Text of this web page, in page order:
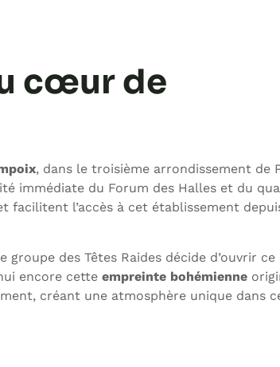
cœur de
, dans le troisième arrondissement de
immédiate du Forum des Halles et du
facilitent l’accès à cet établissement
groupe des Têtes Raides décide d’ouvrir ce
encore cette empreinte bohémienne
créant une atmosphère unique dans